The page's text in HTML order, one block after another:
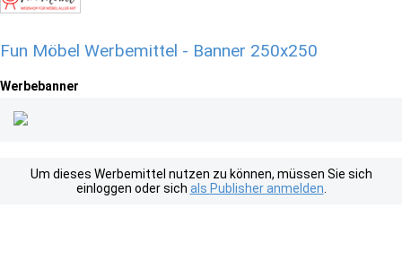
Fun Möbel Werbemittel - Banner 250x250
Werbebanner
Um dieses Werbemittel nutzen zu können, müssen Sie sich
einloggen oder sich als Publisher anmelden